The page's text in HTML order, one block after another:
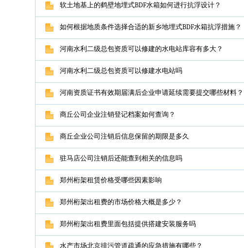
软土地基上的鹤壁地埋式BDF水箱如何进行抗浮设计？
如何根据地质条件选择合适的新乡地埋式BDF水箱抗浮措施？
河南水利二级总包资质可以修建的水电站库容有多大？
河南水利二级总包资质可以修建水电站吗
河南资质证书有效期届满后企业申请延续需要提交哪些材料？
商丘公司企业注销登记档案如何查询？
商丘企业公司注销后信息保留的期限是多久
驻马店公司注销后还能查到相关的信息吗
郑州桁架租赁价格受哪些因素影响
郑州桁架出租费的市场价格大概是多少？
郑州桁架出租费里面包括提供搭建安装服务吗
水产市场北京排污管道疏通的应急措施有哪些？